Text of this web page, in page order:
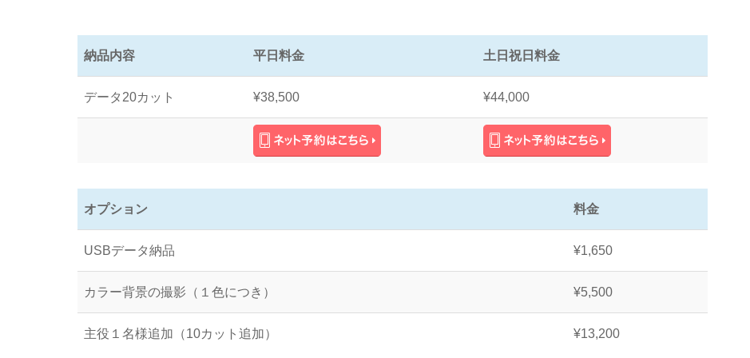
納品内容 平日料金 土日祝日料金
データ20カット ¥38,500 ¥44,000
オプション 料金
USBデータ納品 ¥1,650
カラー背景の撮影（１色につき） ¥5,500
主役１名様追加（10カット追加） ¥13,200